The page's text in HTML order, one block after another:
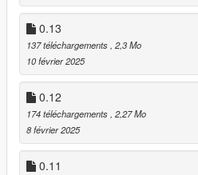
0.13
137 téléchargements, 2,3 Mo
10 février 2025
0.12
174 téléchargements, 2,27 Mo
8 février 2025
0.11